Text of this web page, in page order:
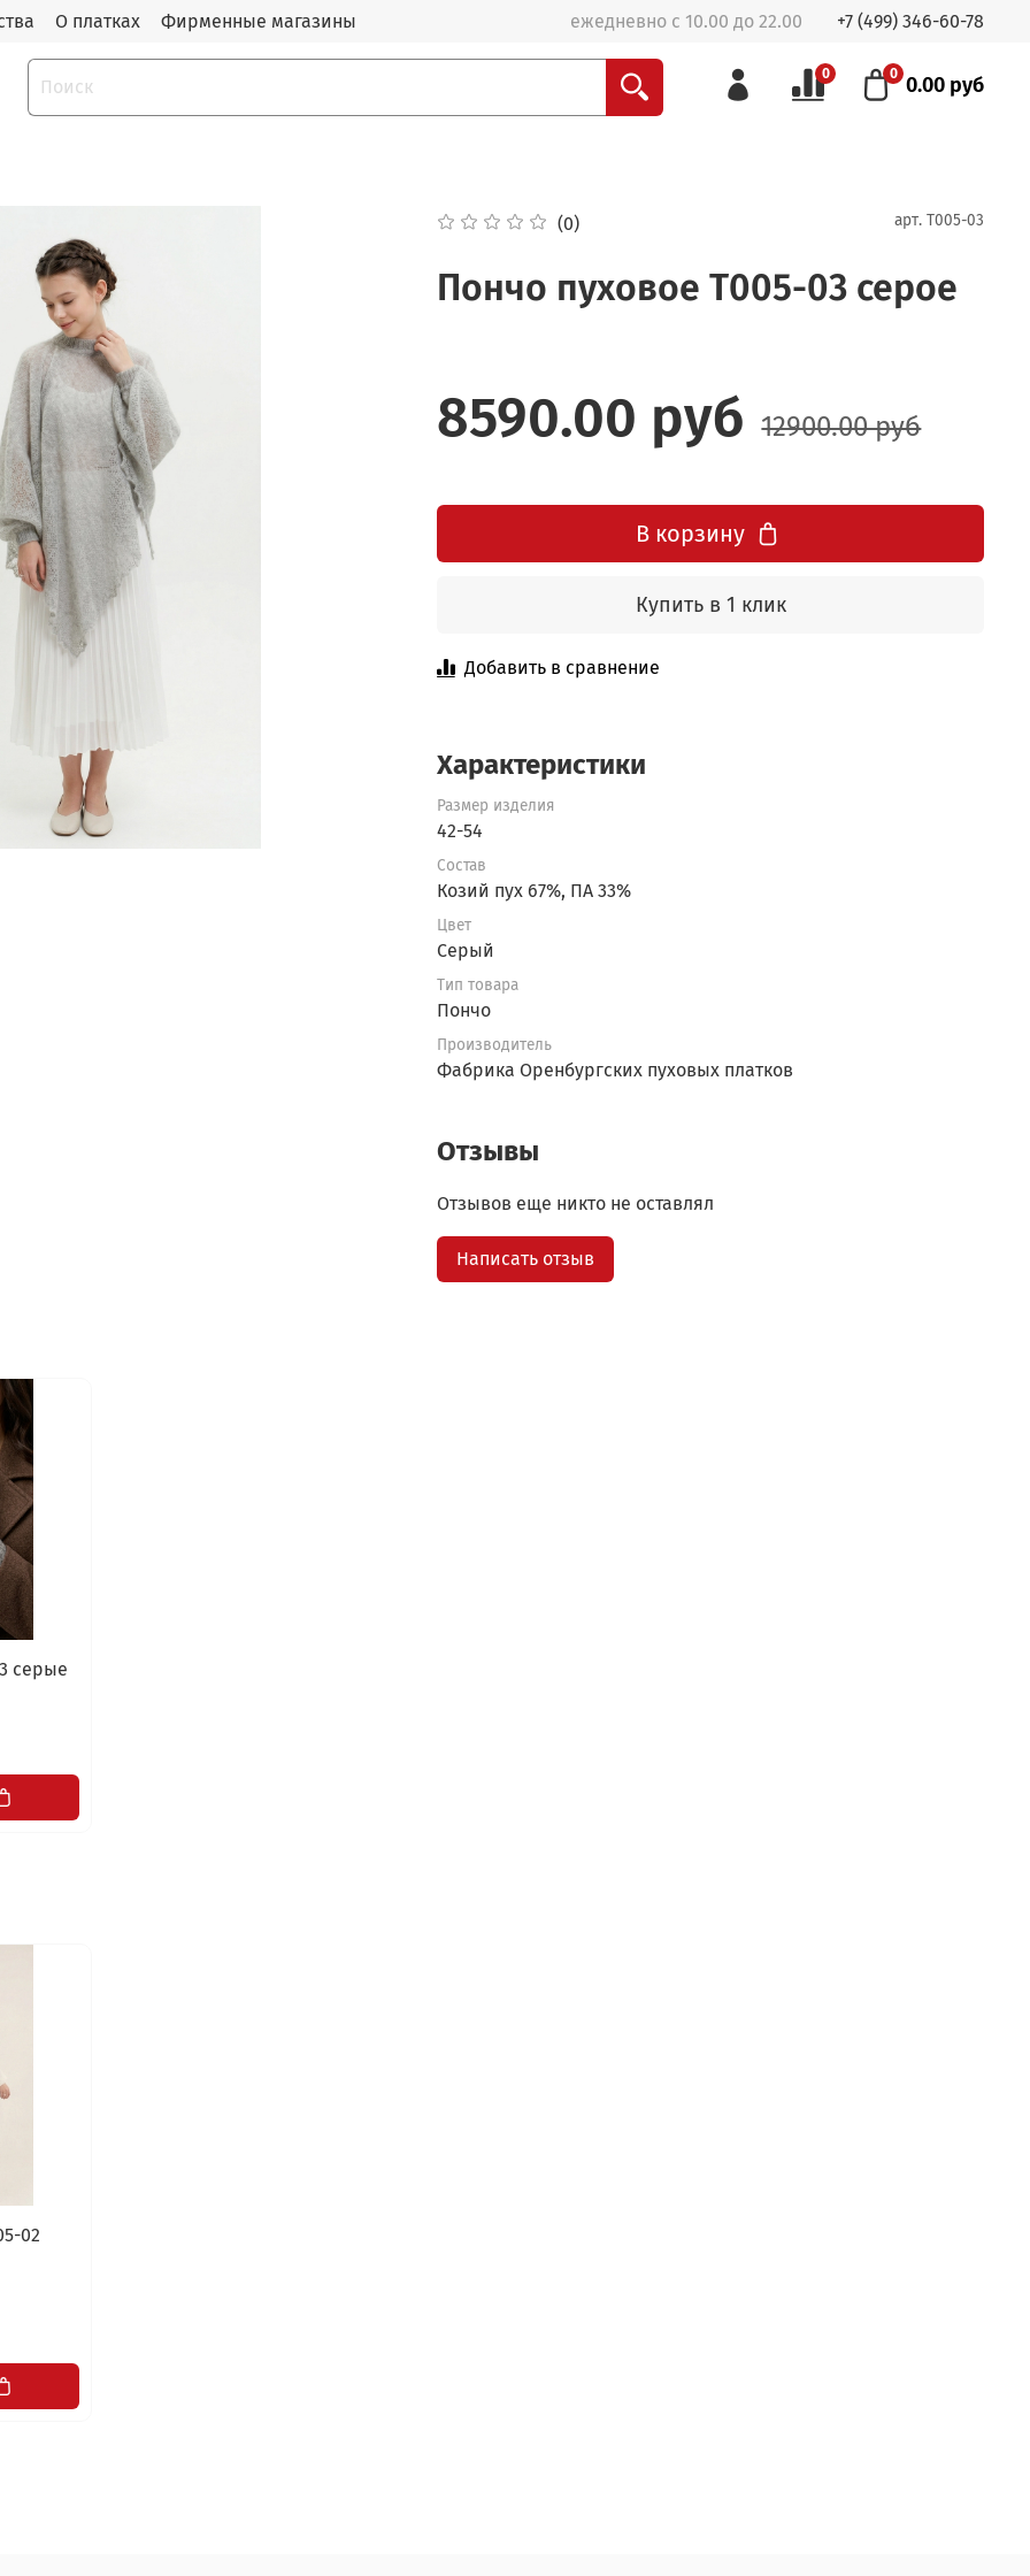
О платках Фирменные магазины ежедневно с 10.00 до 22.00 +7 (499) 346-60-78
0 0 0.00 руб
(0) арт. Т005-03
Пончо пуховое Т005-03 серое
8590.00 руб 12900.00 руб
В корзину
Купить в 1 клик
Добавить в сравнение
Характеристики
Размер изделия
42-54
Состав
Козий пух 67%, ПА 33%
Цвет
Серый
Тип товара
Пончо
Производитель
Фабрика Оренбургских пуховых платков
Отзывы
Отзывов еще никто не оставлял
Написать отзыв
серые
02